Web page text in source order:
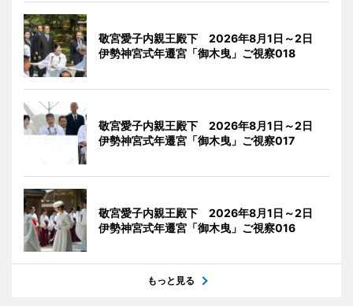
敬宮愛子内親王殿下 2026年8月1日～2日
伊勢神宮式年遷宮「御木曳」ご視察018
敬宮愛子内親王殿下 2026年8月1日～2日
伊勢神宮式年遷宮「御木曳」ご視察017
敬宮愛子内親王殿下 2026年8月1日～2日
伊勢神宮式年遷宮「御木曳」ご視察016
もっと見る